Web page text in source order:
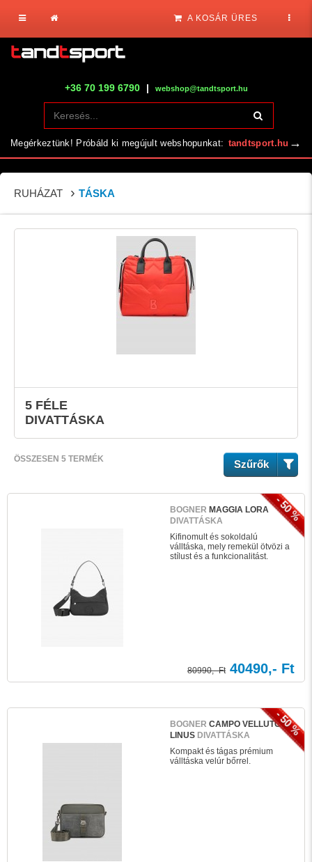
+36 70 199 6790 | webshop@tandtsport.hu
A KOSÁR ÜRES
Megérkeztünk! Próbáld ki megújult webshopunkat: tandtsport.hu →
RUHÁZAT TÁSKA
5 FÉLE
DIVATTÁSKA
Szűrők
ÖSSZESEN 5 TERMÉK
- 50 %
BOGNER MAGGIA LORA
DIVATTÁSKA
Kifinomult és sokoldalú
válltáska, mely remekül ötvözi a
stílust és a funkcionalitást.
80990,- Ft 40490,- Ft
- 50 %
BOGNER CAMPO VELLUTO
LINUS DIVATTÁSKA
Kompakt és tágas prémium
válltáska velúr bőrrel.